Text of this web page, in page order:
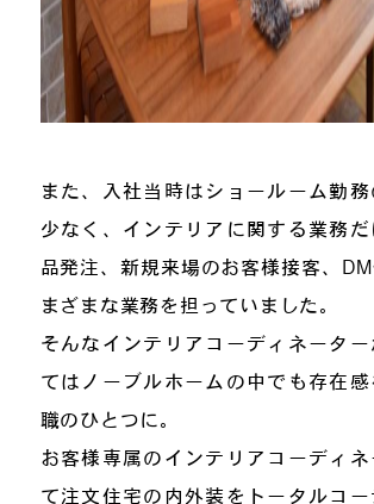
また、入社当時はショールーム勤
少なく、インテリアに関する業務
品発注、新規来場のお客様接客、
まざまな業務を担っていました。
そんなインテリアコーディネータ
てはノーブルホームの中でも存在
職のひとつに。
お客様専属のインテリアコーディ
て注文住宅の内外装をトータルコ